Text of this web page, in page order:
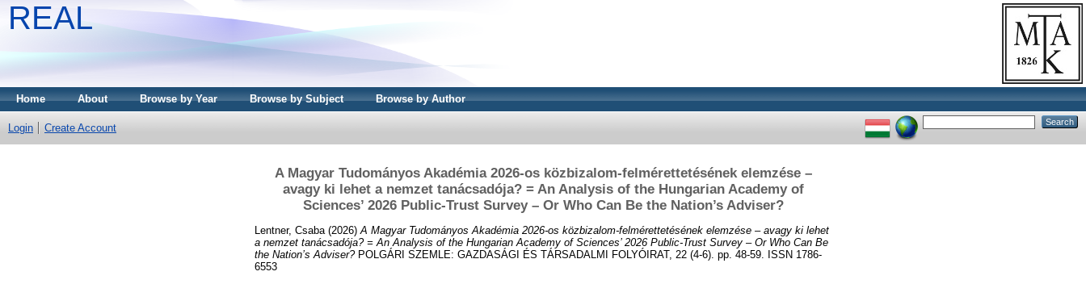
REAL
Home About Browse by Year Browse by Subject Browse by Author
Login Create Account
A Magyar Tudományos Akadémia 2026-os közbizalom-felmérettetésének elemzése –
avagy ki lehet a nemzet tanácsadója? = An Analysis of the Hungarian Academy of
Sciences’ 2026 Public-Trust Survey – Or Who Can Be the Nation’s Adviser?
Lentner, Csaba (2026) A Magyar Tudományos Akadémia 2026-os közbizalom-felmérettetésének elemzése – avagy ki lehet
a nemzet tanácsadója? = An Analysis of the Hungarian Academy of Sciences’ 2026 Public-Trust Survey – Or Who Can Be
the Nation’s Adviser?POLGÁRI SZEMLE: GAZDASÁGI ÉS TÁRSADALMI FOLYÓIRAT, 22 (4-6). pp. 48-59. ISSN 1786-
6553